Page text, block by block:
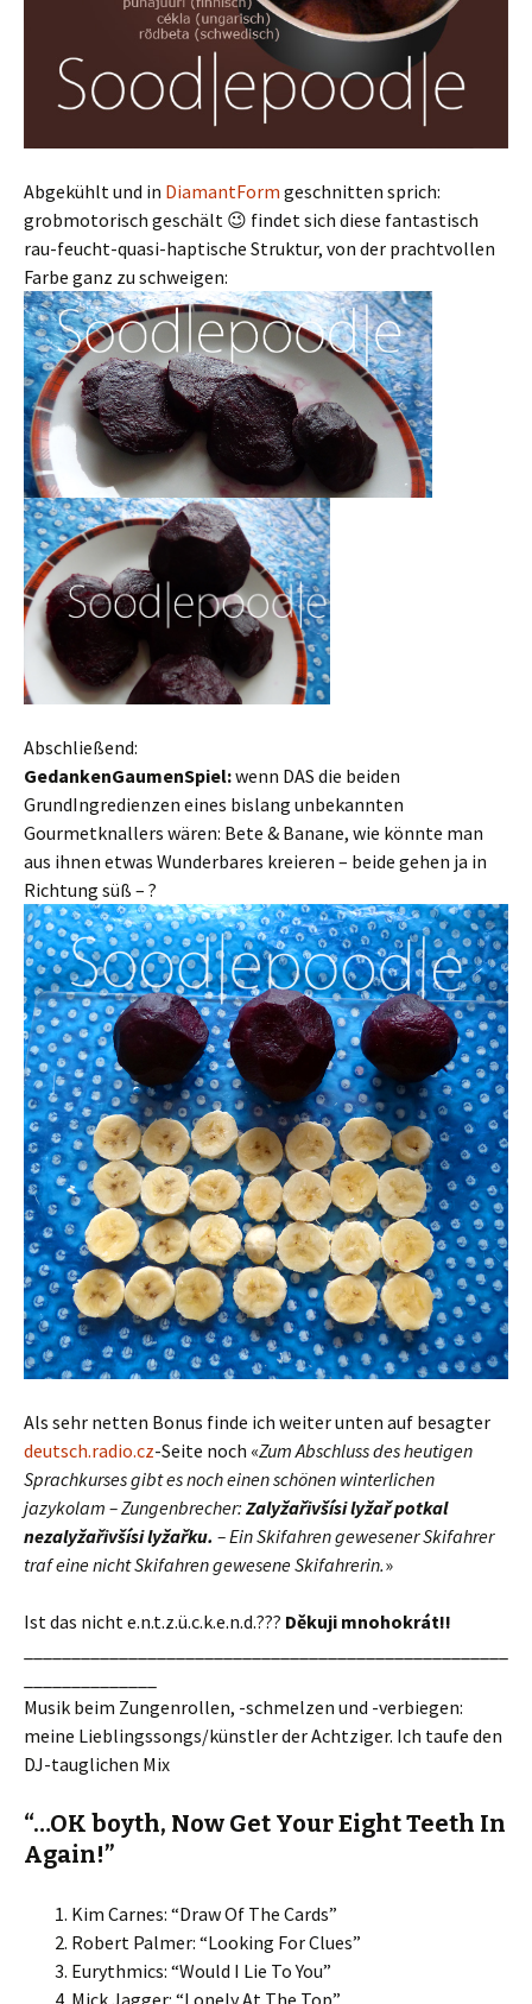
Abgekühlt und in DiamantForm geschnitten sprich:
grobmotorisch geschält 😉 findet sich diese fantastisch
rau-feucht-quasi-haptische Struktur, von der prachtvollen
Farbe ganz zu schweigen:
Abschließend:
GedankenGaumenSpiel:wenn DAS die beiden
GrundIngredienzen eines bislang unbekannten
Gourmetknallers wären: Bete & Banane, wie könnte man
aus ihnen etwas Wunderbares kreieren – beide gehen ja in
Richtung süß – ?
Als sehr netten Bonus finde ich weiter unten auf besagter
deutsch.radio.cz-Seite noch «Zum Abschluss des heutigen
Sprachkurses gibt es noch einen schönen winterlichen
jazykolam – Zungenbrecher: Zalyžařivšísi lyžař potkal
nezalyžařivšísi lyžařku. – Ein Skifahren gewesener Skifahrer
traf eine nicht Skifahren gewesene Skifahrerin.»
Ist das nicht e.n.t.z.ü.c.k.e.n.d.??? Děkuji mnohokrát!!
Musik beim Zungenrollen, -schmelzen und -verbiegen:
meine Lieblingssongs/künstler der Achtziger. Ich taufe den
DJ-tauglichen Mix
“…OK boyth, Now Get Your Eight Teeth In
Again!”
Kim Carnes: “Draw Of The Cards”
Robert Palmer: “Looking For Clues”
Eurythmics: “Would I Lie To You”